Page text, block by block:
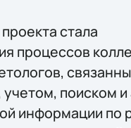
стала
процессов
учетом, поиском
информации по